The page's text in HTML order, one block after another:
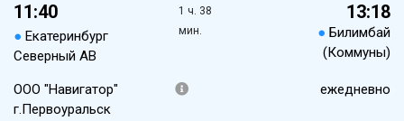
11:40
● Екатеринбург
Северный АВ
1 ч. 38
мин.
13:18
● Билимбай
(Коммуны)
ООО "Навигатор"
г.Первоуральск
ежедневно